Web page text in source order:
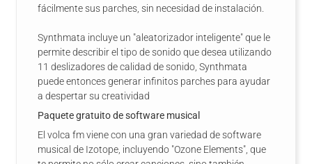
fácilmente sus parches, sin necesidad de instalación.
Synthmata incluye un "aleatorizador inteligente" que le
permite describir el tipo de sonido que desea utilizando
11 deslizadores de calidad de sonido, Synthmata
puede entonces generar infinitos parches para ayudar
a despertar su creatividad
Paquete gratuito de software musical
El volca fm viene con una gran variedad de software
musical de Izotope, incluyendo "Ozone Elements", que